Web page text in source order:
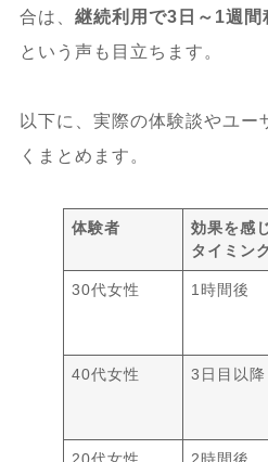
合は、 継続利用で3日～1週
という声も目立ちます。
以下に、実際の体験談やユー
くまとめます。
体験者
効果を感
タイミン
30代女性 1時間後
40代女性 3日目以降
20代女性 2時間後